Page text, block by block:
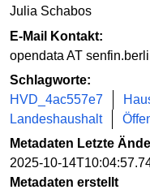
Julia Schabos
E-Mail Kontakt:
opendata AT
Schlagworte:
HVD_4ac557e7
Landeshaushalt
Metadaten Letzte
2025-10-
Metadaten erstellt